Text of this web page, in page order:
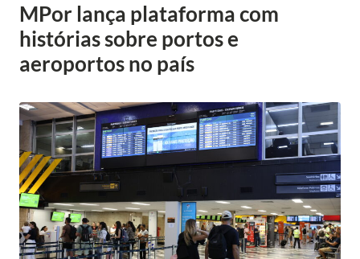
MPor lança plataforma com
histórias sobre portos e
aeroportos no país